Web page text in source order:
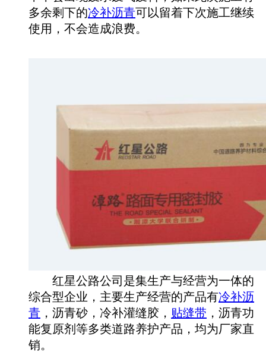
多余剩下的冷补沥青可以留着下次施工继续
使用，不会造成浪费。
红星公路公司是集生产与经营为一体的
综合型企业，主要生产经营的产品有冷补沥
青 ，沥青砂，冷补灌缝胶， 贴缝带 ，沥青功
能复原剂等多类道路养护产品，均为厂家直
销。